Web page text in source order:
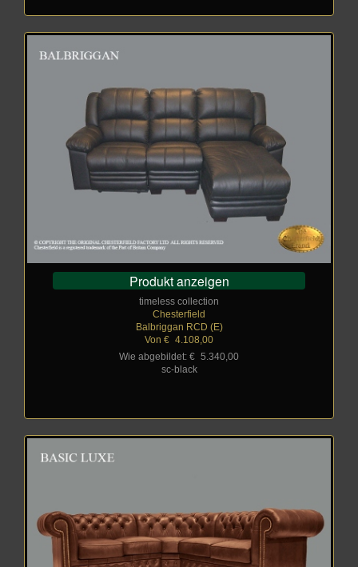
Produkt anzeigen
timeless collection
Chesterfield
Balbriggan RCD (E)
Von € 4.108,00
Wie abgebildet: € 5.340,00
sc-black